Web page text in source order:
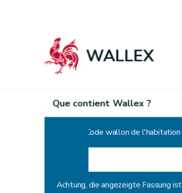
WALLEX
Que contient Wallex ?
Code wallon de
Achtung, die angezeigte Fassung